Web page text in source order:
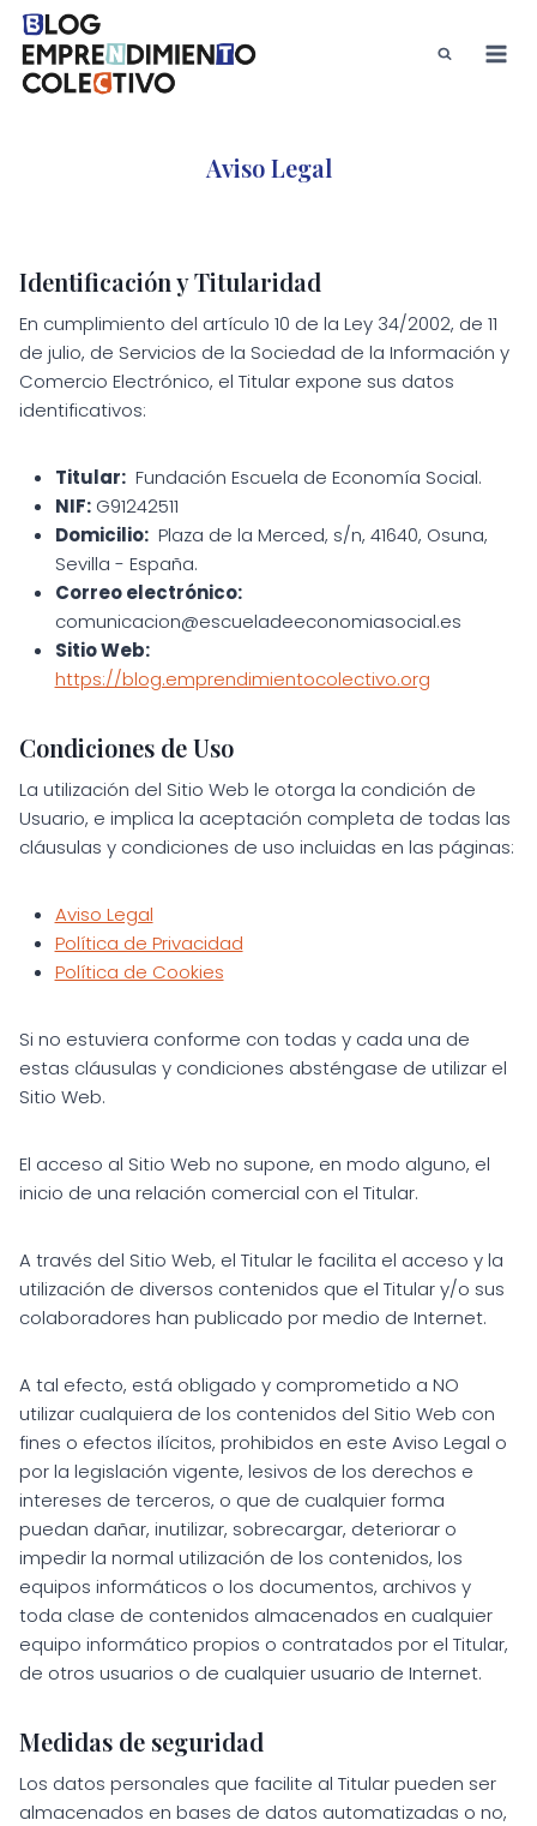
Saltar
contenido
Aviso Legal
Identificación y Titularidad
En cumplimiento del artículo 10 de la Ley 34/2002, de 11
de julio, de Servicios de la Sociedad de la Información y
Comercio Electrónico, el Titular expone sus datos
identificativos:
Titular:Fundación Escuela de Economía Social.
NIF:G91242511
Domicilio:Plaza de la Merced, s/n, 41640, Osuna,
Sevilla - España.
Correo electrónico:
comunicacion@escueladeeconomiasocial.es
Sitio Web:
https://blog.emprendimientocolectivo.org
Condiciones de Uso
La utilización del Sitio Web le otorga la condición de
Usuario, e implica la aceptación completa de todas las
cláusulas y condiciones de uso incluidas en las páginas:
Aviso Legal
Política de Privacidad
Política de Cookies
Si no estuviera conforme con todas y cada una de
estas cláusulas y condiciones absténgase de utilizar el
Sitio Web.
El acceso al Sitio Web no supone, en modo alguno, el
inicio de una relación comercial con el Titular.
A través del Sitio Web, el Titular le facilita el acceso y la
utilización de diversos contenidos que el Titular y/o sus
colaboradores han publicado por medio de Internet.
A tal efecto, está obligado y comprometido a NO
utilizar cualquiera de los contenidos del Sitio Web con
fines o efectos ilícitos, prohibidos en este Aviso Legal o
por la legislación vigente, lesivos de los derechos e
intereses de terceros, o que de cualquier forma
puedan dañar, inutilizar, sobrecargar, deteriorar o
impedir la normal utilización de los contenidos, los
equipos informáticos o los documentos, archivos y
toda clase de contenidos almacenados en cualquier
equipo informático propios o contratados por el Titular,
de otros usuarios o de cualquier usuario de Internet.
Medidas de seguridad
Los datos personales que facilite al Titular pueden ser
almacenados en bases de datos automatizadas o no,